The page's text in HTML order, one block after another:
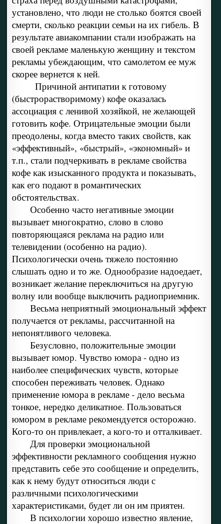
установлено, что люди не столько боятся своей
смерти, сколько реакции семьи на их гибель. В
результате авиакомпании стали изображать на
своей рекламе маленькую женщину и текстом
рекламы убеждающим, что самолетом ее муж
скорее вернется к ней.
Причиной антипатии к готовому
(быстрорастворимому) кофе оказалась
ассоциация с ленивой хозяйкой, не желающей
готовить кофе. Отрицательные эмоции были
преодолены, когда вместо таких свойств, как
«эффективный», «быстрый», «экономный» и
т.п., стали подчеркивать в рекламе свойства
кофе как изысканного продукта и показывать,
как его подают в романтических
обстоятельствах.
Особенно часто негативные эмоции
вызывает многократно, слово в слово
повторяющаяся реклама на радио или
телевидении (особенно на радио).
Психологически очень тяжело постоянно
слышать одно и то же. Однообразие надоедает,
возникает желание переключиться на другую
волну или вообще выключить радиоприемник.
Весьма неприятный эмоциональный эффект
получается от рекламы, рассчитанной на
непонятливого человека.
Безусловно, положительные эмоции
вызывает юмор. Чувство юмора - одно из
наиболее специфических чувств, которые
способен переживать человек. Однако
применение юмора в рекламе - дело весьма
тонкое, нередко деликатное. Пользоваться
юмором в рекламе рекомендуется осторожно.
Кого-то он привлекает, а кого-то и отталкивает.
Для проверки эмоциональной
эффективности рекламного сообщения нужно
представить себе это сообщение и определить,
как к нему будут относиться люди с
различными психологическими
характеристиками, будет ли он им приятен.
В психологии хорошо известно явление,